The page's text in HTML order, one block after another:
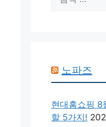
색:
노파즈
현대홈쇼핑 8
할 5가지!